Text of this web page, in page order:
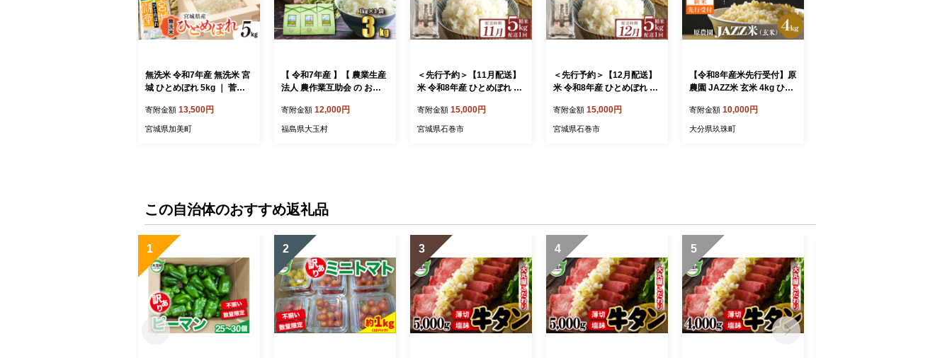
無洗米 令和7年産 無洗米 宮
城 ひとめぼれ 5kg ｜ 菅原
w-hb05-mu-r7 ｜ ヒトメボ
レ 米 コメ ごはん お米
寄附金額 13,500円
宮城県加美町
【 令和7年産 】【 農業生産
法人 農作業互助会 の お米
㎏ （ コシヒカリ 1㎏ 、 ひ
とめぼれ 1㎏ 、 ミルキーク
寄附金額 12,000円
福島県大玉村
＜先行予約＞【11月配送】
米 令和8年産 ひとめぼれ 精
ご飯 白米 ヒトメボレ 特別
栽培米 減農薬栽培 ヨシ腐葉
寄附金額 15,000円
宮城県石巻市
＜先行予約＞【12月配送】
米 令和8年産 ひとめぼれ 精
ご飯 白米 ヒトメボレ 特別
栽培米 減農薬栽培 ヨシ腐葉
寄附金額 15,000円
宮城県石巻市
【令和8年産米先行受付】原
農園 JAZZ米 玄米 4kg ひと
飯 ヒトメボレ 大分県 大分
玖珠町 玖珠
寄附金額 10,000円
大分県玖珠町
この自治体のおすすめ返礼品
1 2 3 4 5